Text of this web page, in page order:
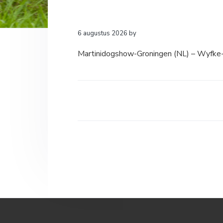
a
v
o
u
k
s
6 augustus 2026 by
Martinidogshow-Groningen (NL) –